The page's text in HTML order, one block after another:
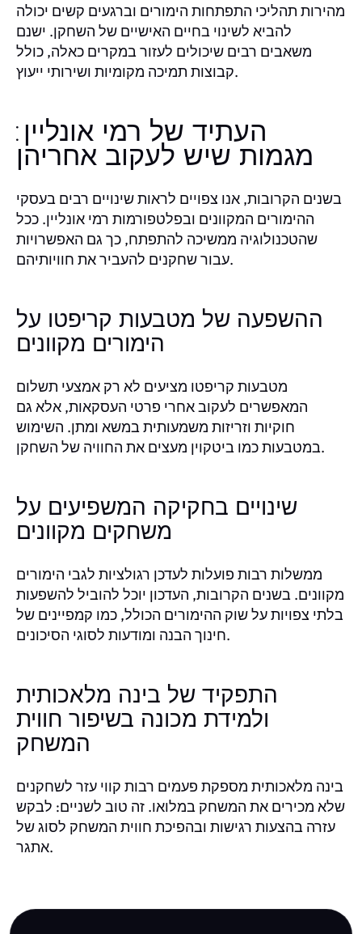
מהירות תהליכי התפתחות הימורים וברגעים קשים יכולה
להביא לשינוי בחיים האישיים של השחקן. ישנם
משאבים רבים שיכולים לעזור במקרים כאלה, כולל
קבוצות תמיכה מקומיות ושירותי ייעוץ.
העתיד של רמי אונליין:
מגמות שיש לעקוב אחריהן
בשנים הקרובות, אנו צפויים לראות שינויים רבים בעסקי
ההימורים המקוונים ובפלטפורמות רמי אונליין. ככל
שהטכנולוגיה ממשיכה להתפתח, כך גם האפשרויות
עבור שחקנים להעביר את חוויותיהם.
ההשפעה של מטבעות קריפטו על
הימורים מקוונים
מטבעות קריפטו מציעים לא רק אמצעי תשלום
המאפשרים לעקוב אחרי פרטי העסקאות, אלא גם
חוקיות וזריזות משמעותית במשא ומתן. השימוש
במטבעות כמו ביטקוין מעצים את החוויה של השחקן.
שינויים בחקיקה המשפיעים על
משחקים מקוונים
ממשלות רבות פועלות לעדכן רגולציות לגבי הימורים
מקוונים. בשנים הקרובות, העדכון יוכל להוביל להשפעות
בלתי צפויות על שוק ההימורים הכולל, כמו קמפיינים של
חינוך הבנה ומודעות לסוגי הסיכונים.
התפקיד של בינה מלאכותית
ולמידת מכונה בשיפור חווית
המשחק
בינה מלאכותית מספקת פעמים רבות קווי עזר לשחקנים
שלא מכירים את המשחק במלואו. זה טוב לשניים: לבקש
עזרה בהצעות רגישות ובהפיכת חווית המשחק לסוג של
אתגר.